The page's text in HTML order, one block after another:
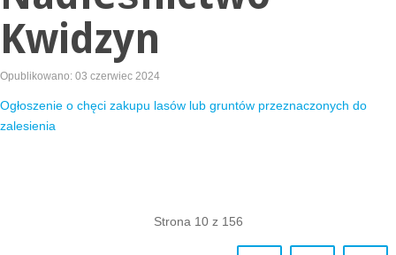
Kwidzyn
Opublikowano: 03 czerwiec 2024
Ogłoszenie o chęci zakupu lasów lub gruntów przeznaczonych do
zalesienia
Strona 10 z 156